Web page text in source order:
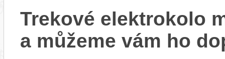
Trekové elektrokolo
a můžeme vám ho